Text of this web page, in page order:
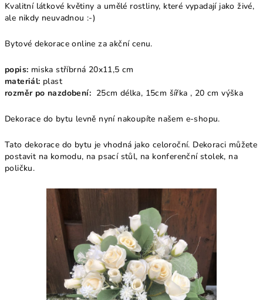
Kvalitní látkové květiny a umělé rostliny, které vypadají jako živé,
ale nikdy neuvadnou :-)
Bytové dekorace online za akční cenu.
popis: miska stříbrná 20x11,5 cm
materiál: plast
rozměr po nazdobení: 25cm délka, 15cm šířka , 20 cm výška
Dekorace do bytu levně nyní nakoupíte našem e-shopu.
Tato dekorace do bytu je vhodná jako celoroční. Dekoraci můžete
postavit na komodu, na psací stůl, na konferenční stolek, na
poličku.